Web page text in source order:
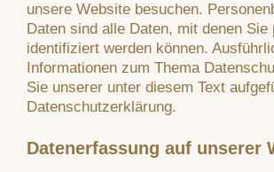
unsere Website besuchen.
Daten sind alle Daten, mit denen Sie
identifiziert werden können.
Informationen zum Thema
Sie unserer unter diesem Text
Datenschutzerklärung.
Datenerfassung auf unserer